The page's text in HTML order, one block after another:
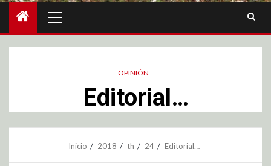
OPINIÓN
Editorial…
Inicio 2018 th 24 Editorial…